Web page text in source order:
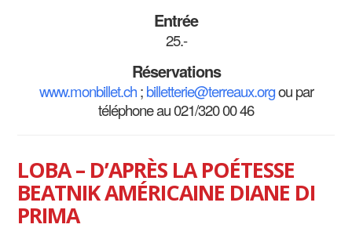
Entrée
25.-
Réservations
www.monbillet.ch;billetterie@terreaux.orgou par
téléphone au 021/320 00 46
LOBA – D’APRÈS LA POÉTESSE
BEATNIK AMÉRICAINE DIANE DI
PRIMA